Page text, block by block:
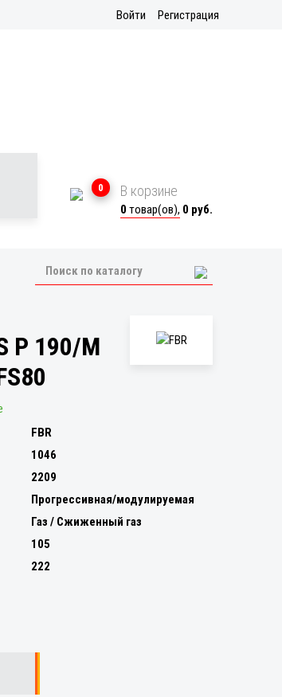
Войти Регистрация
0 В корзине
0 товар(ов), 0 руб.
P 190/M
FBR
1046
2209
Прогрессивная/модулируемая
Газ / Сжиженный газ
105
222